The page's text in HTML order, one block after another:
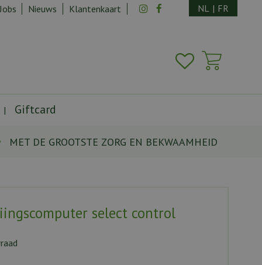
MET DE GROOTSTE ZORG EN BEKWAAMHEID
Nieuws Klantenkaart NL | FR
Giftcard
select control